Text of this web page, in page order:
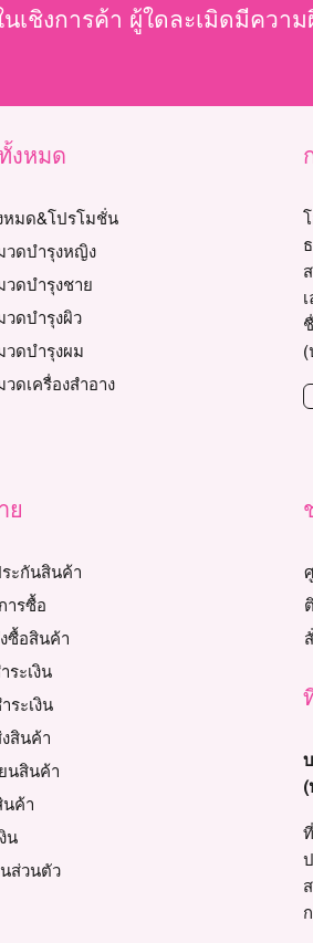
เชิงการค้า ผู้ใดละเมิดมีควา
งหมด
หมด&โปรโมชั่น
วดบำรุงหญิง
ดบำรุงชาย
ดบำรุงผิว
ดบำรุงผม
ดเครื่องสำอาง
ย
ะกันสินค้า
ารซื้อ
ซื้อสินค้า
ระเงิน
ระเงิน
สินค้า
นสินค้า
นค้า
น
ส่วนตัว
(
(